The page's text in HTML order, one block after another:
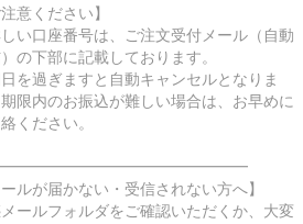
注意ください】
しい口座番号は、ご注文受付メール（自動
の下部に記載しております。
日を過ぎますと自動キャンセルとなりま
限内のお振込が難しい場合は、お早めに
ください。
ールが届かない・受信されない方へ】
ールフォルダをご確認いただくか、大変